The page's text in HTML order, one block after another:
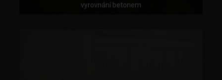
vyrovnání betonem